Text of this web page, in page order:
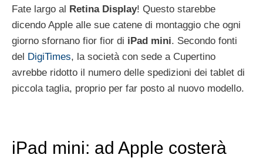
Fate largo al Retina Display! Questo starebbe
dicendo Apple alle sue catene di montaggio che ogni
giorno sfornano fior fior di iPad mini. Secondo fonti
del DigiTimes, la società con sede a Cupertino
avrebbe ridotto il numero delle spedizioni dei tablet di
piccola taglia, proprio per far posto al nuovo modello.
iPad mini: ad Apple costerà